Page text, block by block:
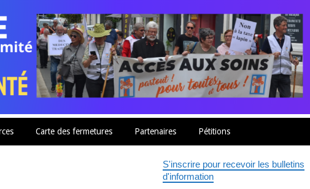
Carte des fermetures Partenaires Pétitions
S'inscrire pour recevoir les bulletins
d'information